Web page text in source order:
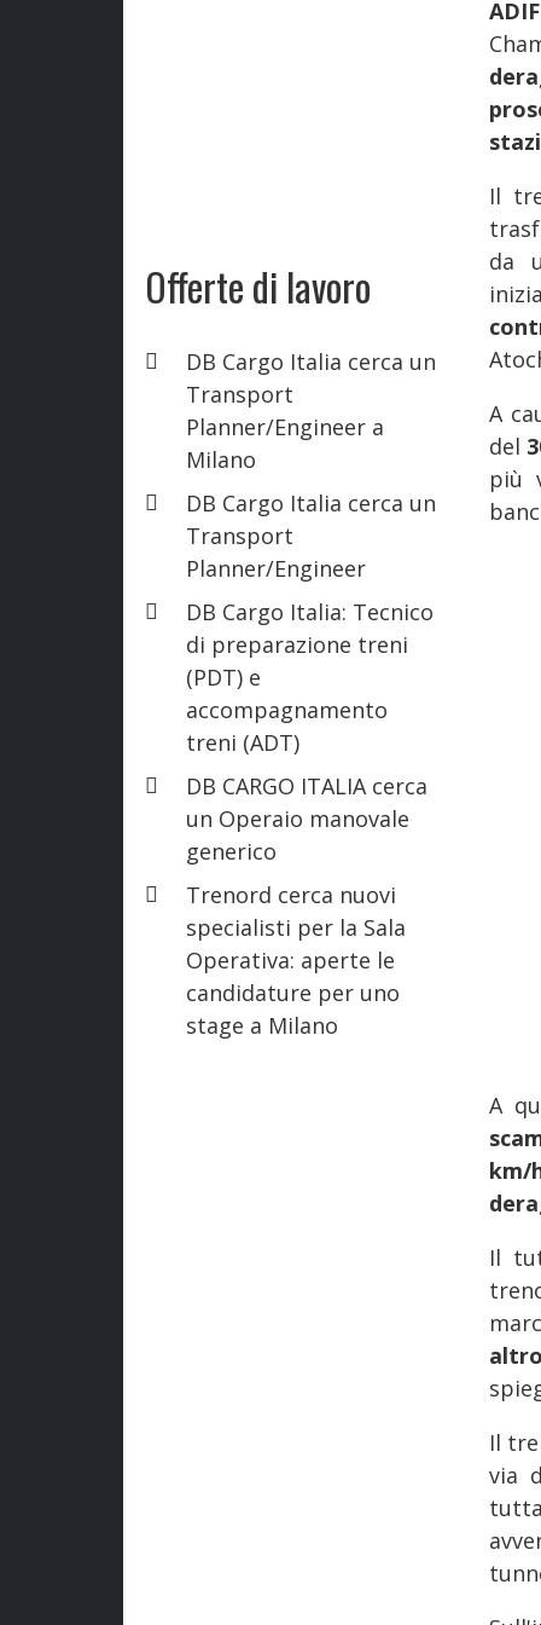
Offerte di lavoro
DB Cargo Italia cerca un
Transport
Planner/Engineer a
Milano
DB Cargo Italia cerca un
Transport
Planner/Engineer
DB Cargo Italia: Tecnico
di preparazione treni
(PDT) e
accompagnamento
treni (ADT)
DB CARGO ITALIA cerca
un Operaio manovale
generico
Trenord cerca nuovi
specialisti per la Sala
Operativa: aperte le
candidature per uno
stage a Milano
Il
da
A
del
più
A
km/
Il
Il
via